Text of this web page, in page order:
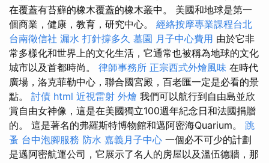
在覆蓋有苔蘚的橡木覆蓋的橡木叢中。 美國和地球是第一
個商業，健康，教育，研究中心。 經絡按摩專業課程台北
台南徵信社 漏水 打針撐多久 墓園 月子中心費用 由於它非
常多樣化和世界上的文化生活，它通常也被稱為地球的文化
城市以及首都時尚。 律師事務所 正宗西式外燴風味 在時代
廣場，洛克菲勒中心，聯合國宮殿，百老匯一定是必看的景
點。 討債 html 近視雷射 外燴 我們可以航行到自由島並欣
賞自由女神像，這是在美國獨立100週年紀念日和法國捐贈
的。 這是著名的弗羅斯特博物館和邁阿密海Quarium。 跳
蚤 台中泡腳服務 防水 嘉義月子中心 一個必不可少的計劃
是邁阿密航運公司，它展示了名人的房屋以及溫伍德牆，那